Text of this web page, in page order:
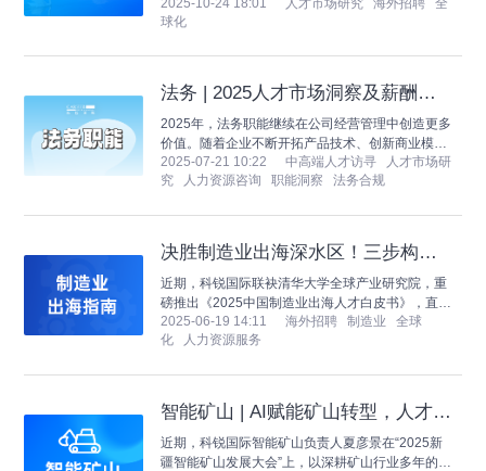
业基础设施建设方面具备显著优势。在世界知识产
权组织发布的《2023年度全球创新指数报告》中，
半导体、机床、电子制造等高附加值产业持续创
新。
球化
法务 | 2025人才市场洞察及薪酬指
南
2025年，法务职能继续在公司经营管理中创造更多
价值。随着企业不断开拓产品技术、创新商业模式
和拓展销售市场，如何严控各环节的法律风险、如
何提前为潜在风险点提供切实可行的综合解决方
2025-07-21 10:22
中高端人才访寻 人才市场研
究 人力资源咨询 职能洞察 法务合规
决胜制造业出海深水区！三步构建
全球化人力资源体系
近期，科锐国际联袂清华大学全球产业研究院，重
磅推出《2025中国制造业出海人才白皮书》，直指
人才战略核心，为中国制造业出海提供关键导航。
基于白皮书的深度洞察，本文与大家分享一家制造
2025-06-19 14:11
海外招聘 制造业 全球
化 人力资源服务
智能矿山 | AI赋能矿山转型，人才困
境如何破解？
近期，科锐国际智能矿山负责人夏彦景在“2025新
疆智能矿山发展大会”上，以深耕矿山行业多年的人